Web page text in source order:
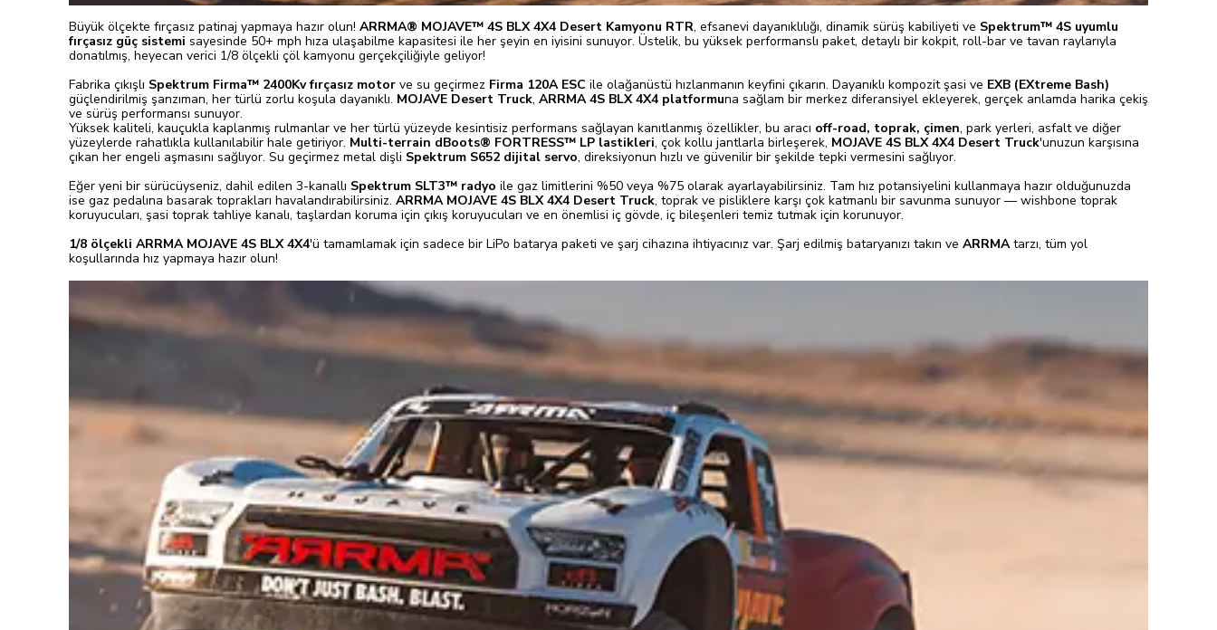
Büyük ölçekte fırçasız patinaj yapmaya hazır olun! ARRMA® MOJAVE™ 4S BLX 4X4 Desert Kamyonu RTR, efsanevi dayanıklılığı, dinamik sürüş kabiliyeti ve Spektrum™ 4S uyumlu
fırçasız güç sistemi sayesinde 50+ mph hıza ulaşabilme kapasitesi ile her şeyin en iyisini sunuyor. Üstelik, bu yüksek performanslı paket, detaylı bir kokpit, roll-bar ve tavan raylarıyla
donatılmış, heyecan verici 1/8 ölçekli çöl kamyonu gerçekçiliğiyle geliyor!
Fabrika çıkışlı Spektrum Firma™ 2400Kv fırçasız motor ve su geçirmez Firma 120A ESC ile olağanüstü hızlanmanın keyfini çıkarın. Dayanıklı kompozit şasi ve EXB (EXtreme Bash)
güçlendirilmiş şanzıman, her türlü zorlu koşula dayanıklı. MOJAVE Desert Truck, ARRMA 4S BLX 4X4 platformuna sağlam bir merkez diferansiyel ekleyerek, gerçek anlamda harika çekiş
ve sürüş performansı sunuyor.
Yüksek kaliteli, kauçukla kaplanmış rulmanlar ve her türlü yüzeyde kesintisiz performans sağlayan kanıtlanmış özellikler, bu aracı off-road, toprak, çimen, park yerleri, asfalt ve diğer
yüzeylerde rahatlıkla kullanılabilir hale getiriyor. Multi-terrain dBoots® FORTRESS™ LP lastikleri, çok kollu jantlarla birleşerek, MOJAVE 4S BLX 4X4 Desert Truck'unuzun karşısına
çıkan her engeli aşmasını sağlıyor. Su geçirmez metal dişli Spektrum S652 dijital servo, direksiyonun hızlı ve güvenilir bir şekilde tepki vermesini sağlıyor.
Eğer yeni bir sürücüyseniz, dahil edilen 3-kanallı Spektrum SLT3™ radyo ile gaz limitlerini %50 veya %75 olarak ayarlayabilirsiniz. Tam hız potansiyelini kullanmaya hazır olduğunuzda
ise gaz pedalına basarak toprakları havalandırabilirsiniz. ARRMA MOJAVE 4S BLX 4X4 Desert Truck, toprak ve pisliklere karşı çok katmanlı bir savunma sunuyor — wishbone toprak
koruyucuları, şasi toprak tahliye kanalı, taşlardan koruma için çıkış koruyucuları ve en önemlisi iç gövde, iç bileşenleri temiz tutmak için korunuyor.
1/8 ölçekli ARRMA MOJAVE 4S BLX 4X4'ü tamamlamak için sadece bir LiPo batarya paketi ve şarj cihazına ihtiyacınız var. Şarj edilmiş bataryanızı takın ve ARRMAtarzı, tüm yol
koşullarında hız yapmaya hazır olun!